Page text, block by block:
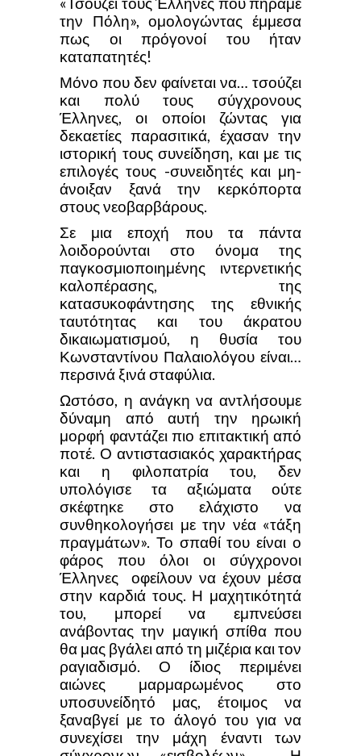
την Πόλη», ομολογώντας έμμεσα
πως οι πρόγονοί του ήταν
καταπατητές!
Μόνο που δεν φαίνεται να… τσούζει
και πολύ τους σύγχρονους
Έλληνες, οι οποίοι ζώντας για
δεκαετίες παρασιτικά, έχασαν την
ιστορική τους συνείδηση, και με τις
επιλογές τους -συνειδητές και μη-
άνοιξαν ξανά την κερκόπορτα
στους νεοβαρβάρους.
Σε μια εποχή που τα πάντα
λοιδορούνται στο όνομα της
παγκοσμιοποιημένης ιντερνετικής
καλοπέρασης, της
κατασυκοφάντησης της εθνικής
ταυτότητας και του άκρατου
δικαιωματισμού, η θυσία του
Κωνσταντίνου Παλαιολόγου είναι…
περσινά ξινά σταφύλια.
Ωστόσο, η ανάγκη να αντλήσουμε
δύναμη από αυτή την ηρωική
μορφή φαντάζει πιο επιτακτική από
ποτέ. Ο αντιστασιακός χαρακτήρας
και η φιλοπατρία του, δεν
υπολόγισε τα αξιώματα ούτε
σκέφτηκε στο ελάχιστο να
συνθηκολογήσει με την νέα «τάξη
πραγμάτων». Το σπαθί του είναι ο
φάρος που όλοι οι σύγχρονοι
Έλληνες οφείλουν να έχουν μέσα
στην καρδιά τους. Η μαχητικότητά
του, μπορεί να εμπνεύσει
ανάβοντας την μαγική σπίθα που
θα μας βγάλει από τη μιζέρια και τον
ραγιαδισμό. Ο ίδιος περιμένει
αιώνες μαρμαρωμένος στο
υποσυνείδητό μας, έτοιμος να
ξαναβγεί με το άλογό του για να
συνεχίσει την μάχη έναντι των